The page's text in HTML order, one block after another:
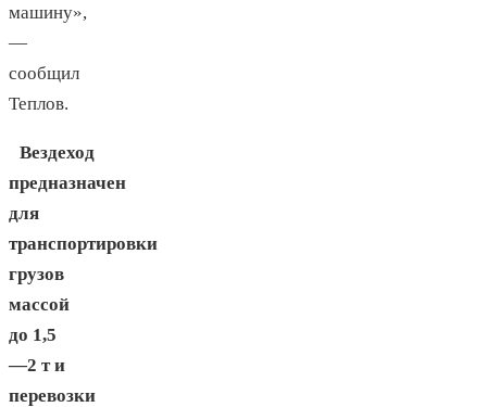
машину»,
—
сообщил
Теплов.
Вездеход
предназначен
для
транспортировки
грузов
массой
до 1,5
—2 т и
перевозки